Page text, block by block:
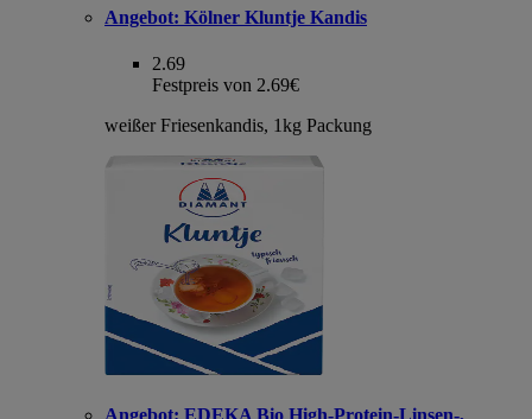
Angebot: Kölner Kluntje Kandis
2.69
Festpreis von 2.69€
weißer Friesenkandis, 1kg Packung